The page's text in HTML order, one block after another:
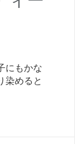
にもかな
染めると